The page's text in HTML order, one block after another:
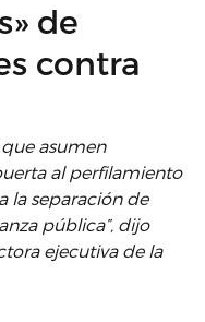
de
contra
que asumen
al perfilamiento
la separación de
pública”, dijo
ejecutiva de la